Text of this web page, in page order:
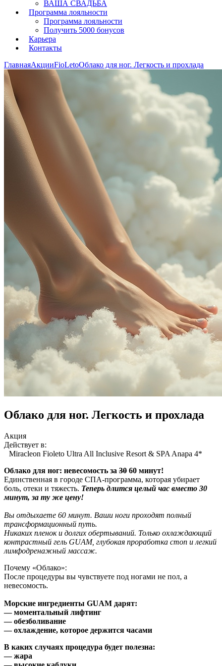
ВАША СВАДЬБА
Программа лояльности
Программа лояльности
Получить 5000 бонусов
Карьера
Контакты
ГлавнаяАкцииFioLetoОблако для ног. Легкость и прохлада
Облако для ног. Легкость и прохлада
Акция
Действует в:
Miracleon Fioleto Ultra All Inclusive Resort & SPA Anapa 4*
Облако для ног: невесомость за 30 60 минут!
Единственная в городе СПА-программа, которая убирает
боль, отеки и тяжесть. Теперь длится целый час вместо 30
минут, за ту же цену!
Вы отдыхаете 60 минут. Ваши ноги проходят полный
трансформационный путь.
Никаких пленок и долгих обертываний. Только охлаждающий
контрастный гель GUAM, глубокая проработка стоп и легкий
лимфодренажный массаж.
Почему «Облако»:
После процедуры вы чувствуете под ногами не пол, а
невесомость.
Морские ингредиенты GUAM дарят:
— моментальный лифтинг
— обезболивание
— охлаждение, которое держится часами
В каких случаях процедура будет полезна:
— жара